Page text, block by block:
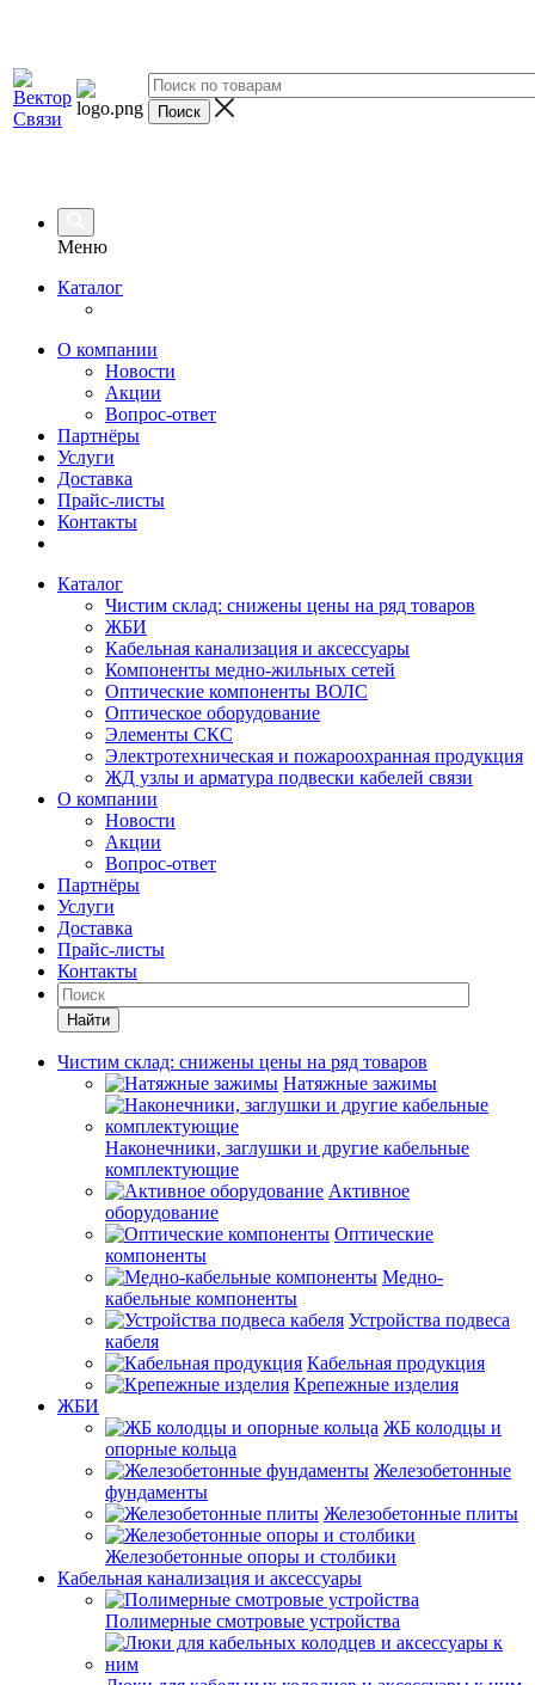
Меню
Каталог
О компании
Новости
Акции
Вопрос-ответ
Партнёры
Услуги
Доставка
Прайс-листы
Контакты
Каталог
Чистим склад: снижены цены на ряд товаров
ЖБИ
Кабельная канализация и аксессуары
Компоненты медно-жильных сетей
Оптические компоненты ВОЛС
Оптическое оборудование
Элементы СКС
Электротехническая и пожароохранная продукция
ЖД узлы и арматура подвески кабелей связи
О компании
Новости
Акции
Вопрос-ответ
Партнёры
Услуги
Доставка
Прайс-листы
Контакты
Найти
Чистим склад: снижены цены на ряд товаров
Натяжные зажимы
Наконечники, заглушки и другие кабельные
комплектующие
Активное
оборудование
Оптические
компоненты
Медно-
кабельные компоненты
Устройства подвеса
кабеля
Кабельная продукция
Крепежные изделия
ЖБИ
ЖБ колодцы и
опорные кольца
Железобетонные
фундаменты
Железобетонные плиты
Железобетонные опоры и столбики
Кабельная канализация и аксессуары
Полимерные смотровые устройства